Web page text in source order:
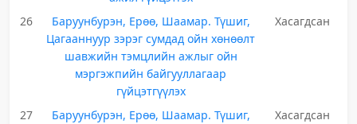
26
Баруунбурэн, Ерөө, Шаамар. Түшиг,
Цагааннуур зэрэг сумдад ойн хөнөөлт
шавжийн тэмцлийн ажлыг ойн
мэргэжпийн байгууллагаар
гүйцэтгүүлэх
Хасагдсан
27
Баруунбурэн, Ерөө, Шаамар. Түшиг,
Хасагдсан